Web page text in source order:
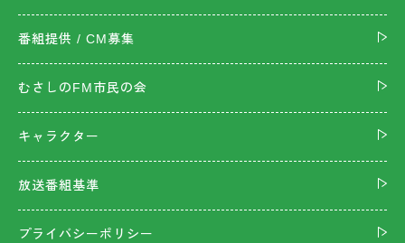
番組提供 / CM募集
むさしのFM市民の会
キャラクター
放送番組基準
プライバシーポリシー